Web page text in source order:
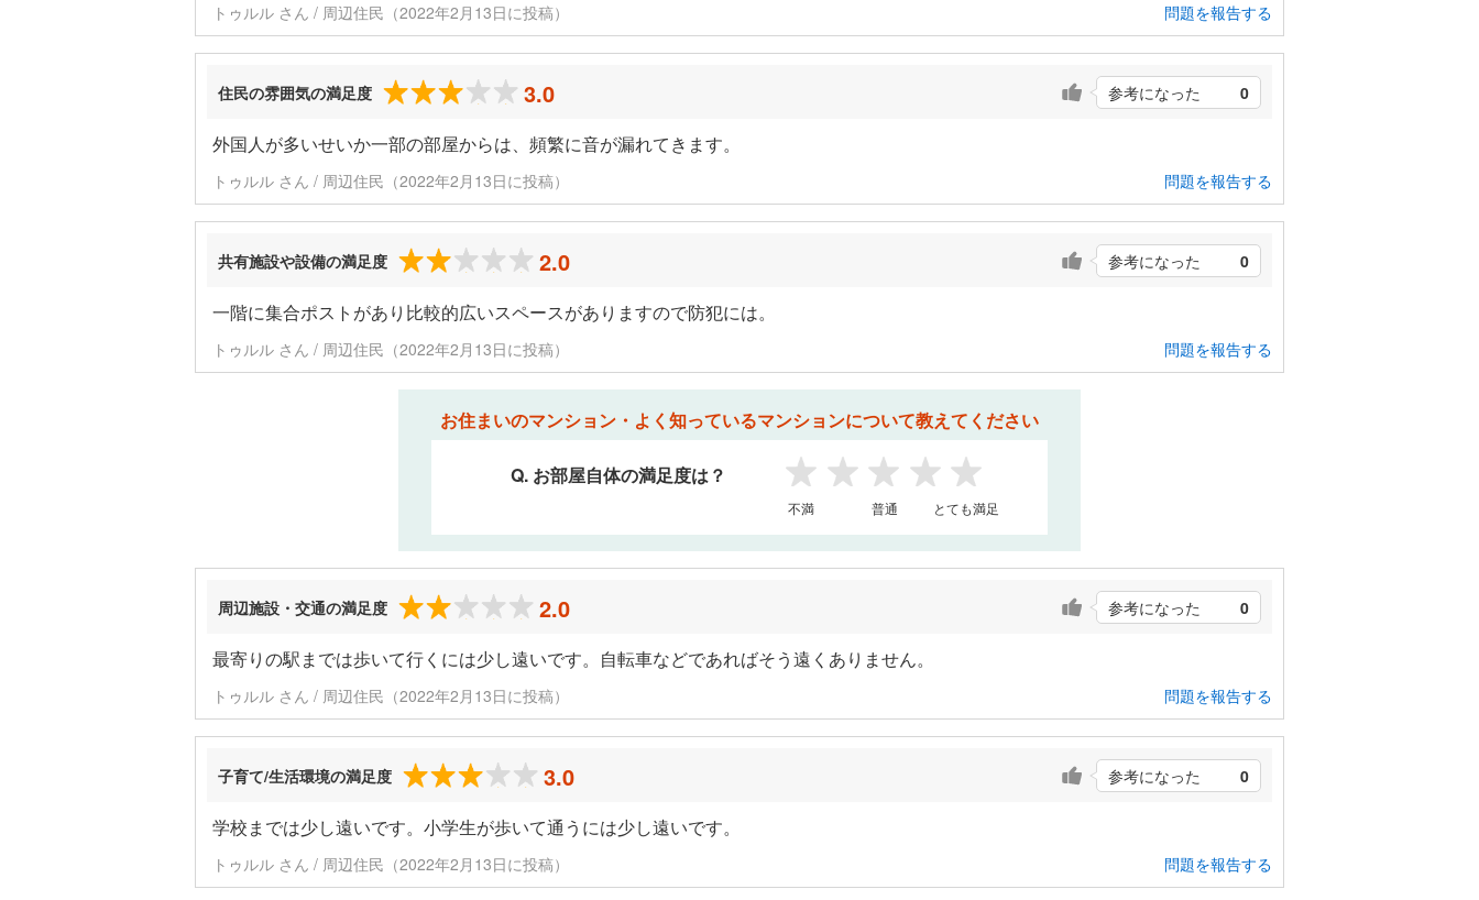
トゥルル さん / 周辺住民（2022年2月13日に投稿） 問題を報告する
住民の雰囲気の満足度 3.0 参考になった 0
外国人が多いせいか一部の部屋からは、頻繁に音が漏れてきます。
トゥルル さん / 周辺住民（2022年2月13日に投稿） 問題を報告する
共有施設や設備の満足度 2.0 参考になった 0
一階に集合ポストがあり比較的広いスペースがありますので防犯には。
トゥルル さん / 周辺住民（2022年2月13日に投稿） 問題を報告する
お住まいのマンション・よく知っているマンションについて教えてください
Q. お部屋自体の満足度は？
1 2 3 4 5
不満 普通 とても満足
周辺施設・交通の満足度 2.0 参考になった 0
最寄りの駅までは歩いて行くには少し遠いです。自転車などであればそう遠くありません。
トゥルル さん / 周辺住民（2022年2月13日に投稿） 問題を報告する
子育て/生活環境の満足度 3.0 参考になった 0
学校までは少し遠いです。小学生が歩いて通うには少し遠いです。
トゥルル さん / 周辺住民（2022年2月13日に投稿） 問題を報告する